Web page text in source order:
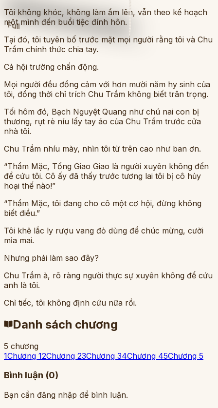
Full
Tôi không khóc, không làm ầm lên, vẫn theo kế hoạch
một mình đến buổi tiệc đính hôn.
Tại đó, tôi tuyên bố trước mặt mọi người rằng tôi và Chu
Trầm chính thức chia tay.
Cả hội trường chấn động.
Mọi người đều đồng cảm với hơn mười năm hy sinh của
tôi, đồng thời chỉ trích Chu Trầm không biết trân trọng.
Tối hôm đó, Bạch Nguyệt Quang như chú nai con bị
thương, rụt rè níu lấy tay áo của Chu Trầm trước cửa
nhà tôi.
Chu Trầm nhíu mày, nhìn tôi từ trên cao như ban ơn.
“Thẩm Mặc, Tống Giao Giao là người xuyên không đến
để cứu tôi. Cô ấy đã thấy trước tương lai tôi bị cô hủy
hoại thế nào!”
“Thẩm Mặc, tôi đang cho cô một cơ hội, đừng không
biết điều.”
Tôi khẽ lắc ly rượu vang đỏ dùng để chúc mừng, cười
mỉa mai.
Nhưng phải làm sao đây?
Chu Trầm à, rõ ràng người thực sự xuyên không để cứu
anh là tôi.
Chỉ tiếc, tôi không định cứu nữa rồi.
Danh sách chương
5 chương
1Chương 12Chương 23Chương 34Chương 45Chương 5
Bình luận (0)
Bạn cần đăng nhập để bình luận.